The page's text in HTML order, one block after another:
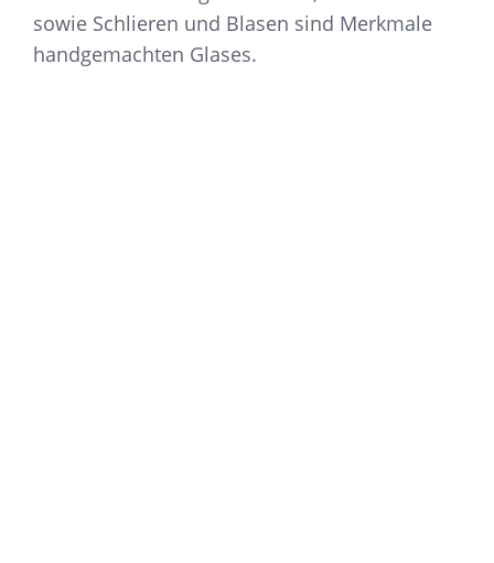
sowie Schlieren und Blasen sind Merkmale
handgemachten Glases.